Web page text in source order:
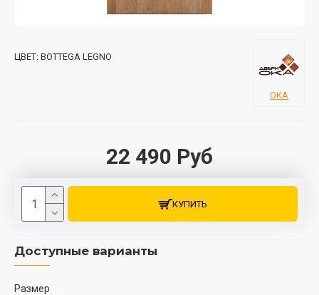
22 490 Руб
ЦВЕТ: BOTTEGA LEGNO
ОКА
Доступные варианты
Размер
КУПИТЬ